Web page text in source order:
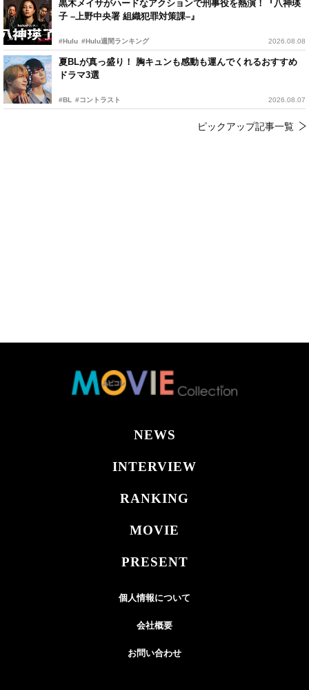
黒木メイサがハードなアクションで刑事役を熱演！『八神瑛
子 –上野中央署 組織犯罪対策課–』
#Hulu #Hulu週間ランキング 2026.08.08
夏BLが真っ盛り！ 胸キュンも感動も運んでくれるおすすめ
ドラマ3選
#BL #コントラスト 2026.08.07
ピックアップ記事一覧
NEWS
INTERVIEW
RANKING
MOVIE
PRESENT
個人情報について
会社概要
お問い合わせ